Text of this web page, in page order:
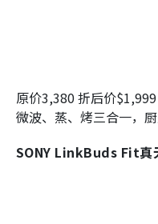
原价3,380 折后价$1,999
微波、蒸、烤三合一，厨
SONY LinkBuds Fit真